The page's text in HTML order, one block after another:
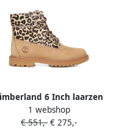
6 Inch laarzen
Beige
1 webshop
€ 551,- € 275,-